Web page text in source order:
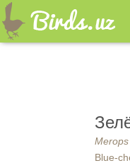
Blue-